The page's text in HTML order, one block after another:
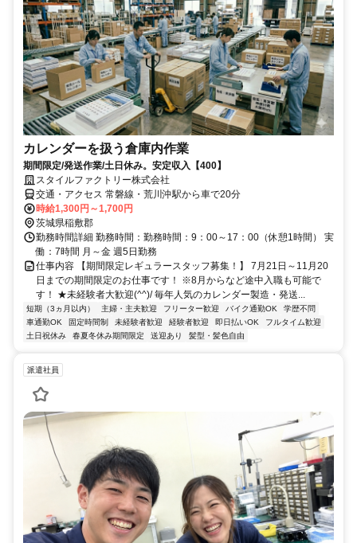
カレンダーを扱う倉庫内作業
期間限定/発送作業/土日休み。安定収入【400】
スタイルファクトリー株式会社
交通・アクセス 常磐線・荒川沖駅から車で20分
時給1,300円～1,700円
茨城県稲敷郡
勤務時間詳細 勤務時間：勤務時間：9：00～17：00（休憩1時間） 実
働：7時間 月～金 週5日勤務
仕事内容 【期間限定レギュラースタッフ募集！】 7月21日～11月20
日までの期間限定のお仕事です！ ※8月からなど途中入職も可能で
す！ ★未経験者大歓迎(^^)/ 毎年人気のカレンダー製造・発送...
短期（3ヵ月以内） 主婦・主夫歓迎 フリーター歓迎 バイク通勤OK
学歴不問
車通勤OK
固定時間制 未経験者歓迎 経験者歓迎 即日払いOK
フルタイム歓迎
土日祝休み
春夏冬休み期間限定 送迎あり 髪型・髪色自由
派遣社員